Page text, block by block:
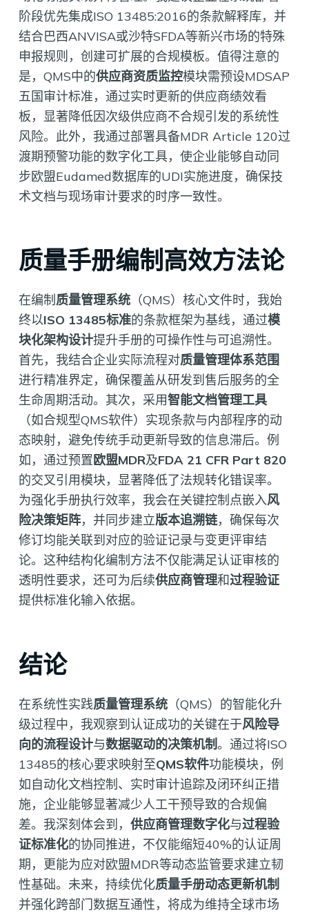
阶段优先集成ISO 13485:2016的条款解释库，并
结合巴西ANVISA或沙特SFDA等新兴市场的特殊
申报规则，创建可扩展的合规模板。值得注意的
是，QMS中的供应商资质监控模块需预设MDSAP
五国审计标准，通过实时更新的供应商绩效看
板，显著降低因次级供应商不合规引发的系统性
风险。此外，我通过部署具备MDR Article 120过
渡期预警功能的数字化工具，使企业能够自动同
步欧盟Eudamed数据库的UDI实施进度，确保技
术文档与现场审计要求的时序一致性。
质量手册编制高效方法论
在编制 质量管理系统（QMS）核心文件时，我始
终以ISO 13485标准的条款框架为基线，通过模
块化架构设计提升手册的可操作性与可追溯性。
首先，我结合企业实际流程对质量管理体系范围
进行精准界定，确保覆盖从研发到售后服务的全
生命周期活动。其次，采用智能文档管理工具
（如合规型QMS软件）实现条款与内部程序的动
态映射，避免传统手动更新导致的信息滞后。例
如，通过预置欧盟MDR及FDA 21 CFR Part 820
的交叉引用模块，显著降低了法规转化错误率。
为强化手册执行效率，我会在关键控制点嵌入风
险决策矩阵，并同步建立版本追溯链，确保每次
修订均能关联到对应的验证记录与变更评审结
论。这种结构化编制方法不仅能满足认证审核的
透明性要求，还可为后续供应商管理和过程验证
提供标准化输入依据。
结论
在系统性实践质量管理系统（QMS）的智能化升
级过程中，我观察到认证成功的关键在于风险导
向的流程设计与数据驱动的决策机制。通过将ISO
13485的核心要求映射至QMS软件功能模块，例
如自动化文档控制、实时审计追踪及闭环纠正措
施，企业能够显著减少人工干预导致的合规偏
差。我深刻体会到， 供应商管理数字化与过程验
证标准化的协同推进，不仅能缩短40%的认证周
期，更能为应对欧盟MDR等动态监管要求建立韧
性基础。未来，持续优化质量手册动态更新机制
并强化跨部门数据互通性，将成为维持全球市场